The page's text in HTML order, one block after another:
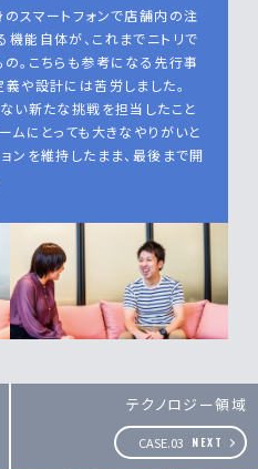
スマートフォンで店舗内の注
能自体が、これまでニトリで
。こちらも参考になる先行事
や設計には苦労しました。
い新たな挑戦を担当したこと
ムにとっても大きなやりがいと
ンを維持したまま、最後まで開
テクノロジー領域
CASE.03